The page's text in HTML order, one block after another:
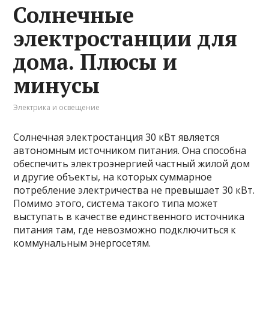
Солнечные
электростанции для
дома. Плюсы и
минусы
Электрика и освещение
Солнечная электростанция 30 кВт является
автономным источником питания. Она способна
обеспечить электроэнергией частный жилой дом
и другие объекты, на которых суммарное
потребление электричества не превышает 30 кВт.
Помимо этого, система такого типа может
выступать в качестве единственного источника
питания там, где невозможно подключиться к
коммунальным энергосетям.